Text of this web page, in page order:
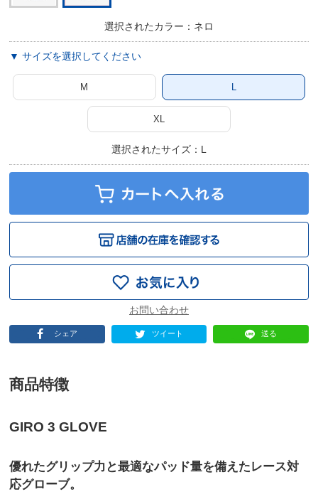
選択されたカラー：ネロ
▼ サイズを選択してください
M L
XL
選択されたサイズ：L
シェア ツイート 送る
商品特徴
GIRO 3 GLOVE
優れたグリップ力と最適なパッド量を備えたレース対
応グローブ。